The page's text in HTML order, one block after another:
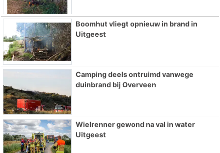
Boomhut vliegt opnieuw in brand in
Uitgeest
Camping deels ontruimd vanwege
duinbrand bij Overveen
Wielrenner gewond na val in water
Uitgeest